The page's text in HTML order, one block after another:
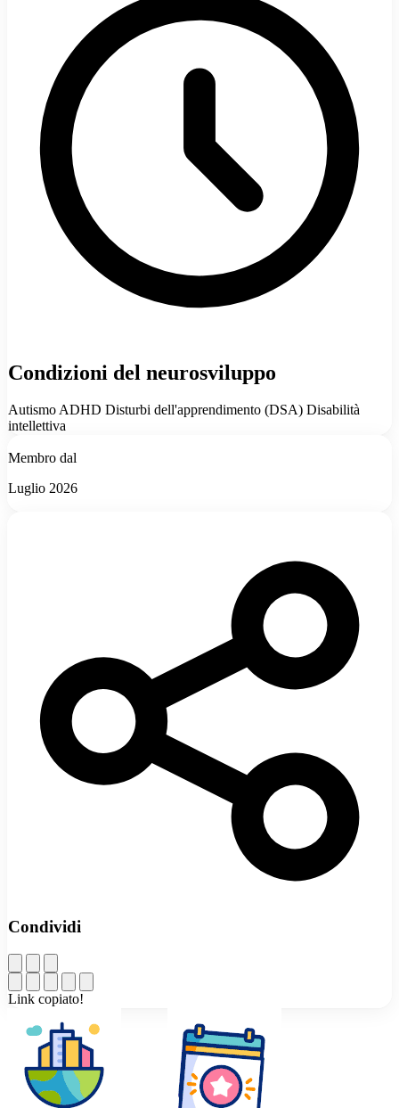
Condizioni del neurosviluppo
AutismoADHD Disturbi dell'apprendimento (DSA) Disabilità
intellettiva
Membro dal
Luglio 2026
Condividi
Link copiato!